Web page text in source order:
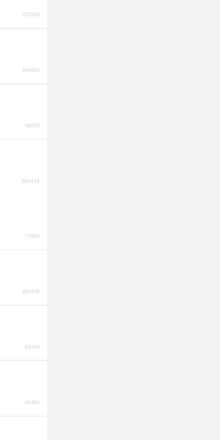
722029
344021
99605
804419
77304
401456
93169
39392